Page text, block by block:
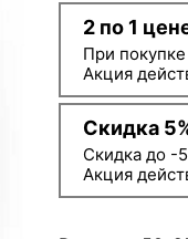
2 по 1
При покупке
Акция
Скидка
Скидка до -
Акция